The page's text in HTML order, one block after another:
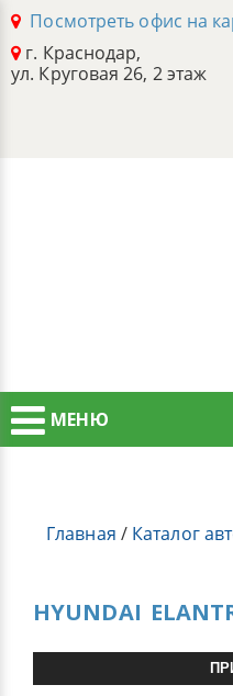
Посмотреть офис на
г. Краснодар,
ул. Круговая 26, 2 этаж
МЕНЮ
Главная / Каталог
HYUNDAI